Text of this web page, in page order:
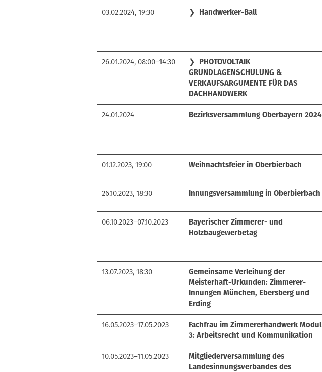
03.02.2024, 19:30 ❯ Handwerker-Ball
26.01.2024, 08:00–14:30 ❯
PHOTOVOLTAIK
GRUNDLAGENSCHULUNG &
VERKAUFSARGUMENTE FÜR DAS
DACHHANDWERK
24.01.2024 Bezirksversammlung Oberbayern 2024
01.12.2023, 19:00 Weihnachtsfeier in Oberbierbach
26.10.2023, 18:30 Innungsversammlung in Oberbierbach
06.10.2023–07.10.2023
Bayerischer Zimmerer- und
Holzbaugewerbetag
13.07.2023, 18:30
Gemeinsame Verleihung der
Meisterhaft-Urkunden: Zimmerer-
Innungen München, Ebersberg und
Erding
16.05.2023–17.05.2023
Fachfrau im Zimmererhandwerk Modul
3: Arbeitsrecht und Kommunikation
10.05.2023–11.05.2023
Mitgliederversammlung des
Landesinnungsverbandes des